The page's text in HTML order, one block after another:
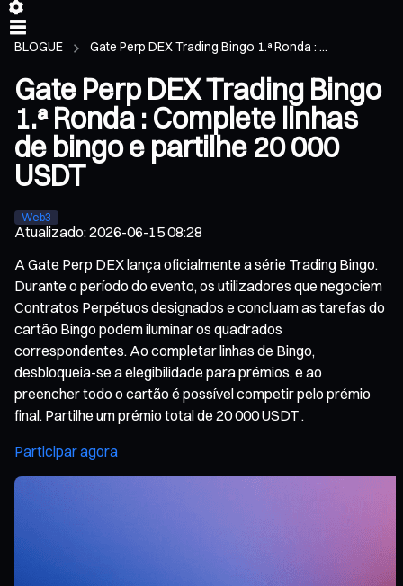
BLOGUE Gate Perp DEX Trading Bingo 1.ª Ronda : ...
Gate Perp DEX Trading Bingo
1.ª Ronda : Complete linhas
de bingo e partilhe 20 000
USDT
Web3
Atualizado:2026-06-15 08:28
A Gate Perp DEX lança oficialmente a série Trading Bingo.
Durante o período do evento, os utilizadores que negociem
Contratos Perpétuos designados e concluam as tarefas do
cartão Bingo podem iluminar os quadrados
correspondentes. Ao completar linhas de Bingo,
desbloqueia-se a elegibilidade para prémios, e ao
preencher todo o cartão é possível competir pelo prémio
final. Partilhe um prémio total de 20 000 USDT .
Participar agora